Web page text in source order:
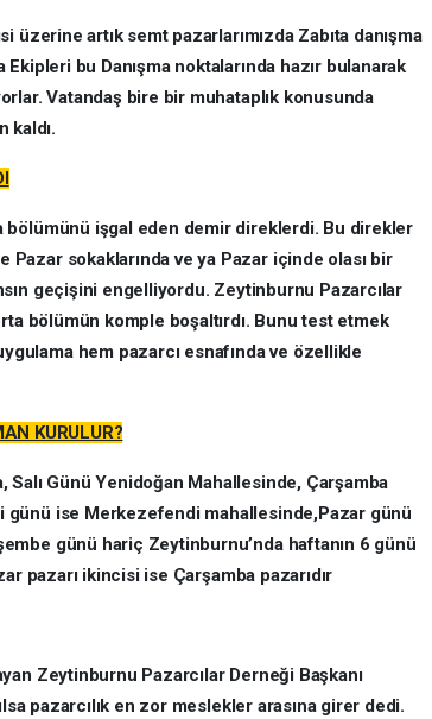
artık semt pazarlarımızda Zabıta danışma
bu Danışma noktalarında hazır bulanarak
Vatandaş bire bir muhataplık konusunda
kaldı.
bölümünü işgal eden demir direklerdi. Bu direkler
sokaklarında ve ya Pazar içinde olası bir
geçişini engelliyordu. Zeytinburnu Pazarcılar
bölümün komple boşaltırdı. Bunu test etmek
hem pazarcı esnafında ve özellikle
KURULUR?
Günü Yenidoğan Mahallesinde, Çarşamba
günü ise Merkezefendi mahallesinde,Pazar günü
günü hariç Zeytinburnu’nda haftanın 6 günü
pazarı ikincisi ise Çarşamba pazarıdır
Zeytinburnu Pazarcılar Derneği Başkanı
pazarcılık en zor meslekler arasına girer dedi.